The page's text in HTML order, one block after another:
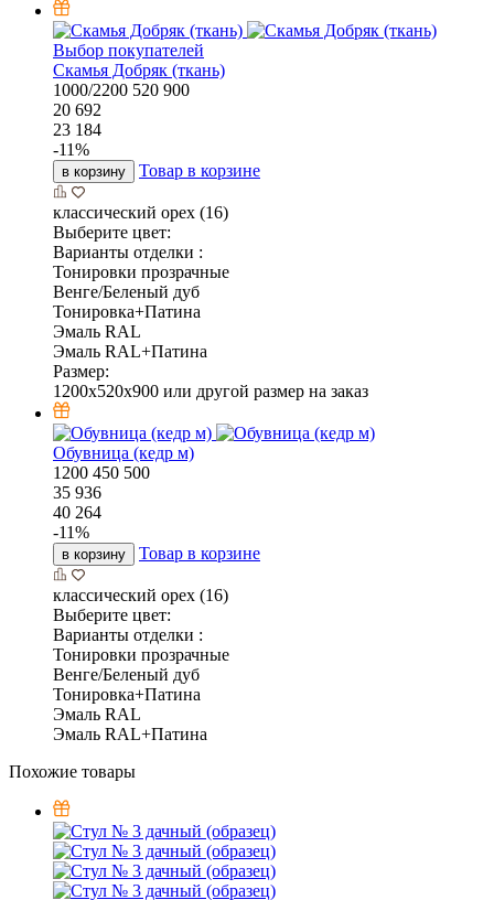
Выбор покупателей
Скамья Добряк (ткань)
1000/2200 520 900
20 692
23 184
-11%
в корзину Товар в корзине
классический орех (16)
Выберите цвет:
Варианты отделки :
Тонировки прозрачные
Венге/Беленый дуб
Тонировка+Патина
Эмаль RAL
Эмаль RAL+Патина
Размер:
1200x520x900 или другой размер на заказ
Обувница (кедр м)
1200 450 500
35 936
40 264
-11%
в корзину Товар в корзине
классический орех (16)
Выберите цвет:
Варианты отделки :
Тонировки прозрачные
Венге/Беленый дуб
Тонировка+Патина
Эмаль RAL
Эмаль RAL+Патина
Похожие товары